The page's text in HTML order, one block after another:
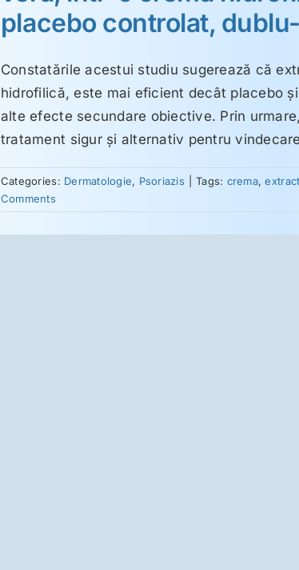
placebo controlat,
Constatările acestui studiu sugerează că
hidrofilică, este mai eficient decât placebo
alte efecte secundare obiective. Prin
tratament sigur şi alternativ pentru
Categories: Dermatologie, Psoriazis Tags: crema,extract
Comments